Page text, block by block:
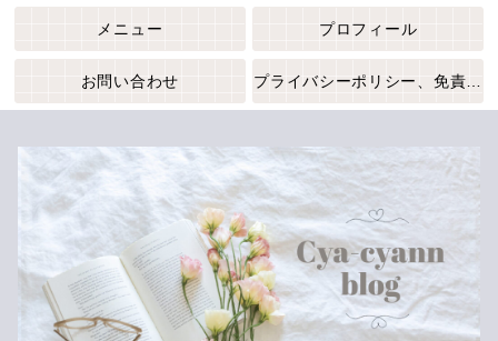
メニュー プロフィール
お問い合わせ